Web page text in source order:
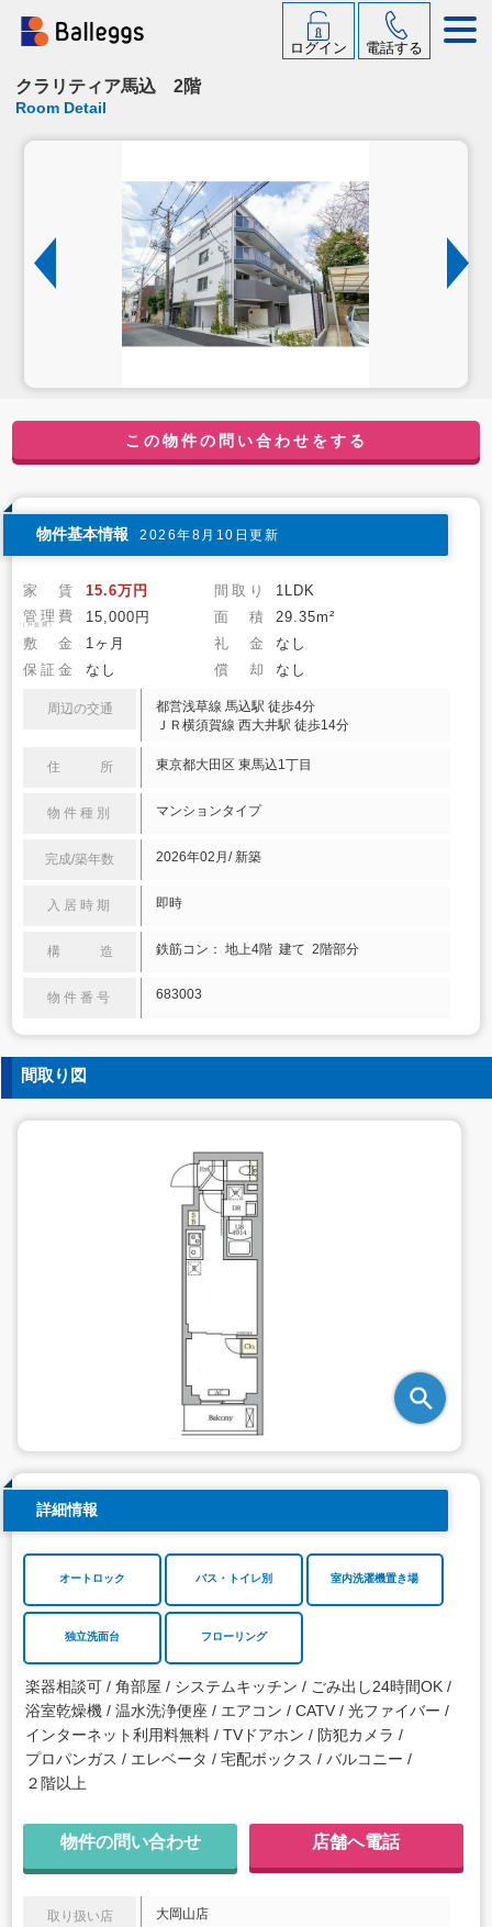
ログイン 電話する
クラリティア馬込 2階
Room Detail
この物件の問い合わせをする
物件基本情報 2026年8月10日更新
家 賃 15.6万円 間取り
1LDK
管理費
(共益費) 15,000円 面 積
29.35m²
敷 金
1ヶ月 礼 金
なし
保証金
なし 償 却 なし
周辺の交通
都営浅草線 馬込駅 徒歩4分
ＪＲ横須賀線 西大井駅 徒歩14分
住 所 東京都大田区 東馬込1丁目
物件種別 マンションタイプ
完成/築年数 2026年02月/ 新築
入居時期 即時
構 造 鉄筋コン： 地上4階 建て 2階部分
物件番号 683003
間取り図
詳細情報
オートロック バス・トイレ別 室内洗濯機置き場
独立洗面台 フローリング
楽器相談可 角部屋 システムキッチン
ごみ出し24時間OK
浴室乾燥機
温水洗浄便座 エアコン CATV
光ファイバー
インターネット利用料無料
TVドアホン
防犯カメラ
プロパンガス
エレベータ 宅配ボックス
バルコニー
２階以上
物件の問い合わせ 店舗へ電話
取り扱い店 大岡山店